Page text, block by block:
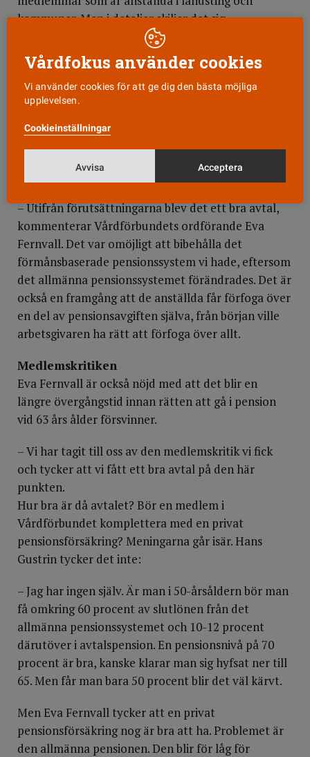
kommuner. Men i detaljer skiljer det sig.
För Vårdförbundets del tillkom i de sista skälvande
timmarna av förhandlingarna de 0,1 procent som
medlemmarna själva får placera, som börjar
tillämpas från den 1 januari 2000. Och framöver kan
skillnaderna bli större. Inbyggt i avtalet finns
nämligen möjligheter att öka avsättningarna till
pensionspoäng för studier eller bilförmåner.
– Utifrån förutsättningarna blev det ett bra avtal,
kommenterar Vårdförbundets ordförande Eva
Fernvall. Det var omöjligt att bibehålla det
förmånsbaserade pensionssystem vi hade, eftersom
det allmänna pensionssystemet förändrades. Det är
också en framgång att de anställda får förfoga över
en del av pensionsavgiften själva, från början ville
arbetsgivaren ha rätt att förfoga över allt.
Medlemskritiken
Eva Fernvall är också nöjd med att det blir en
längre övergångstid innan rätten att gå i pension
vid 63 års ålder försvinner.
– Vi har tagit till oss av den medlemskritik vi fick
och tycker att vi fått ett bra avtal på den här
punkten.
Hur bra är då avtalet? Bör en medlem i
Vårdförbundet komplettera med en privat
pensionsförsäkring? Meningarna går isär. Hans
Gustrin tycker det inte:
– Jag har ingen själv. Är man i 50-årsåldern bör man
få omkring 60 procent av slutlönen från det
allmänna pensionssystemet och 10-12 procent
därutöver i avtalspension. En pensionsnivå på 70
procent är bra, kanske klarar man sig hyfsat ner till
65. Men får man bara 50 procent blir det väl kärvt.
Men Eva Fernvall tycker att en privat
pensionsförsäkring nog är bra att ha. Problemet är
den allmänna pensionen. Den blir för låg för
Vårdfokus använder cookies
Vi använder cookies för att ge dig den bästa möjliga
upplevelsen.
Cookieinställningar
Avvisa Acceptera